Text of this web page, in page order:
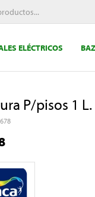
ELÉCTRICOS
P/pisos 1 L.